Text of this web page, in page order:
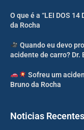
O que é a “LEI DOS
da Rocha
Quando eu devo
acidente de carro? Dr.
Sofreu um
Bruno da Rocha
Noticias Recentes